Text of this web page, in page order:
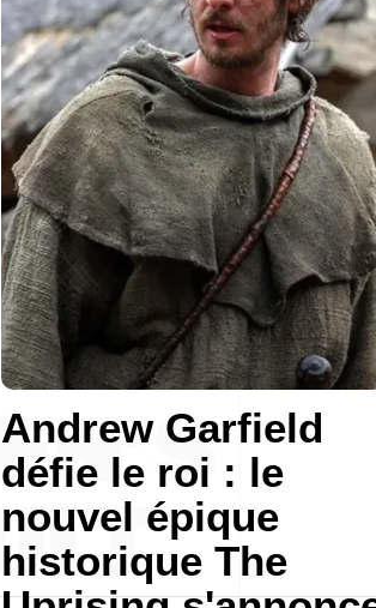
Andrew Garfield
défie le roi : le
nouvel épique
historique The